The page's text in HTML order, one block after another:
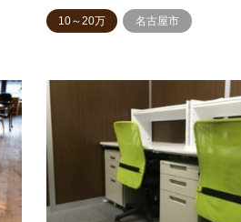
10～20万 名古屋市